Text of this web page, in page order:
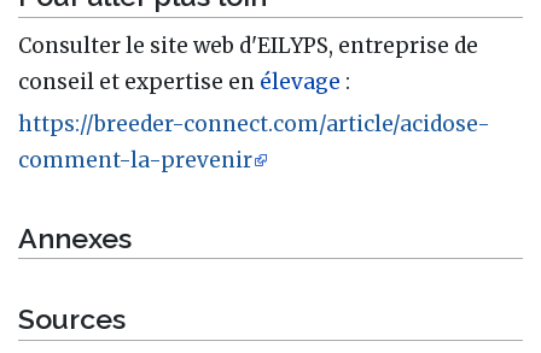
Consulter le site web d'EILYPS, entreprise de
conseil et expertise en élevage :
https://breeder-connect.com/article/acidose-
comment-la-prevenir
Annexes
Sources